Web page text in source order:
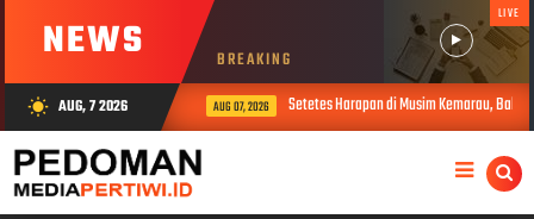
NEWS BREAKING
LIVE
wb_sunny AUG, 7 2026 AUG 07, 2026 Setetes Harapan di Musim Kemarau,